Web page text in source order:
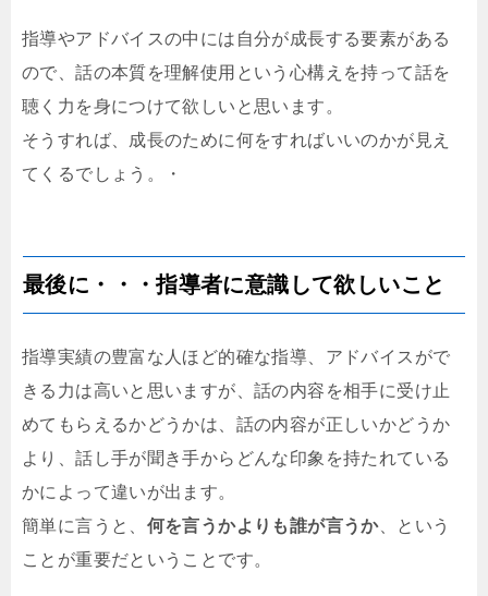
指導やアドバイスの中には自分が成長する要素がある
ので、話の本質を理解使用という心構えを持って話を
聴く力を身につけて欲しいと思います。
そうすれば、成長のために何をすればいいのかが見え
てくるでしょう。・
最後に・・・指導者に意識して欲しいこと
指導実績の豊富な人ほど的確な指導、アドバイスがで
きる力は高いと思いますが、話の内容を相手に受け止
めてもらえるかどうかは、話の内容が正しいかどうか
より、話し手が聞き手からどんな印象を持たれている
かによって違いが出ます。
簡単に言うと、 何を言うかよりも誰が言うか、という
ことが重要だということです。